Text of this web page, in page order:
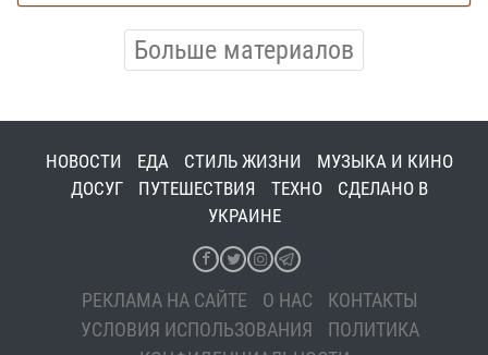
Больше материалов
НОВОСТИ ЕДА СТИЛЬ ЖИЗНИ
МУЗЫКА И КИНО
ДОСУГ
ПУТЕШЕСТВИЯ ТЕХНО
СДЕЛАНО В
УКРАИНЕ
РЕКЛАМА НА САЙТЕ О НАС
КОНТАКТЫ
УСЛОВИЯ ИСПОЛЬЗОВАНИЯ
ПОЛИТИКА